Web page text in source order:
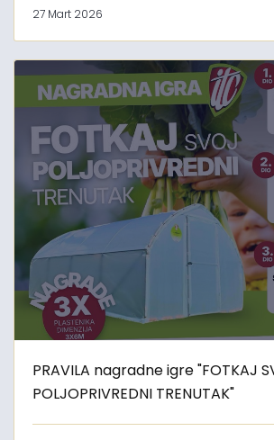
27 Mart 2026
PRAVILA nagradne igre "FOTKAJ
POLJOPRIVREDNI TRENUTAK"